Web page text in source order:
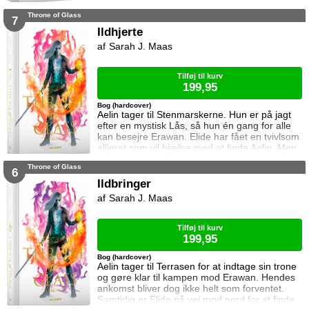
Dorian, men det bliver fortsat sværere som
og orker ikke længere at kæmpe imod.
Samtidig står Manon i en svær situation.
Hertug Perrington har givet hende klare
7 Throne of Glass
Ildhjerte
Aelin tager til Stenmarskerne. Hun er på jagt
efter en mystisk Lås, så hun én gang for alle
kan besejre Erawan. Elide har fået en tvivlsom
allieret som vil hjælpe med at finde Aelin. Men
for hvilken pris? Manon vågner i lænker og
Dorian ikke glemme heksen der hjalp ham i
Bog (hardcover)
Sarah J. Maas
Tilføj til kurv
199,95
6 Throne of Glass
Ildbringer
Aelin tager til Terrasen for at indtage sin trone
og gøre klar til kampen mod Erawan. Hendes
ankomst bliver dog ikke helt som forventet.
Samtidig er Elide på vej mod nord for at finde
Bog (hardcover)
Sarah J. Maas
Tilføj til kurv
199,95